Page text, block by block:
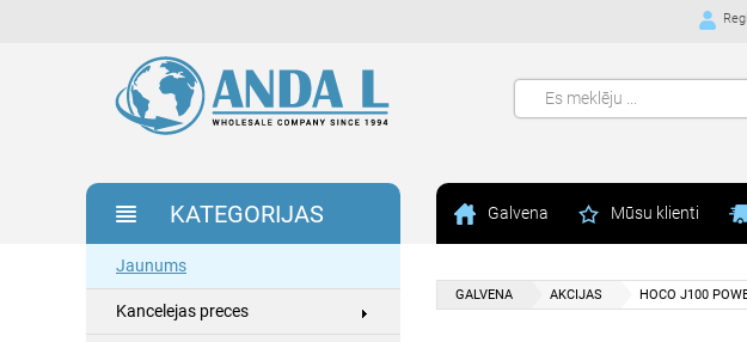
KATEGORIJAS Galvena Mūsu klienti
GALVENA AKCIJAS HOCO J100
Jaunums
Kancelejas preces